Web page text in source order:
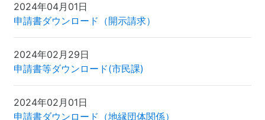
2024年04月01日
申請書ダウンロード（開示請求）
2024年02月29日
申請書等ダウンロード(市民課)
2024年02月01日
申請書ダウンロード（地縁団体関係）